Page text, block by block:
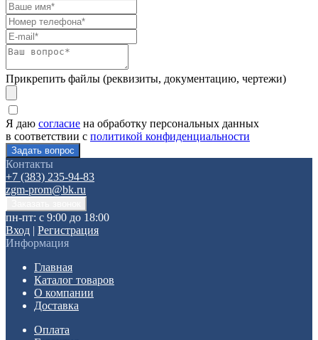
Прикрепить файлы (реквизиты, документацию, чертежи)
Я даю согласие на обработку персональных данных
в соответствии с политикой конфиденциальности
Контакты
+7 (383) 235-94-83
zgm-prom@bk.ru
пн-пт: с 9:00 до 18:00
Вход | Регистрация
Информация
Главная
Каталог товаров
О компании
Доставка
Оплата